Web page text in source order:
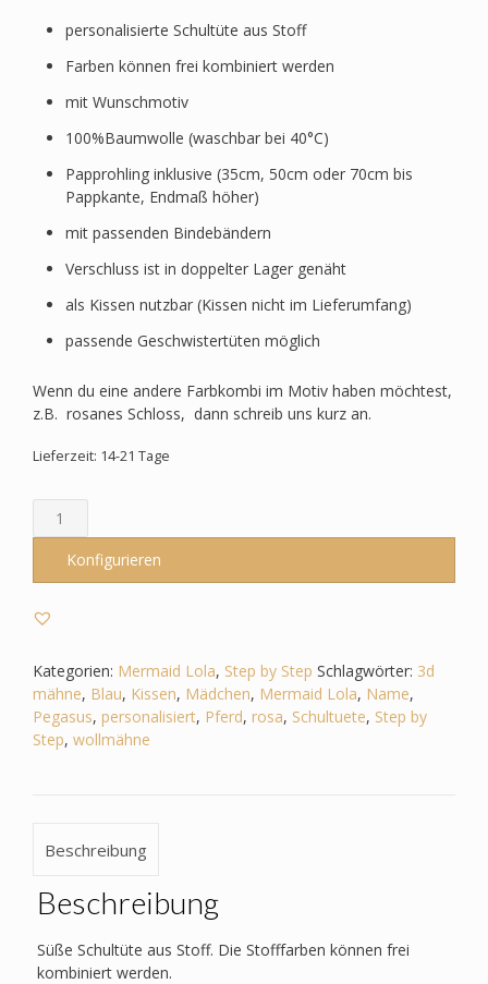
personalisierte Schultüte aus Stoff
Farben können frei kombiniert werden
mit Wunschmotiv
100%Baumwolle (waschbar bei 40°C)
Papprohling inklusive (35cm, 50cm oder 70cm bis
Pappkante, Endmaß höher)
mit passenden Bindebändern
Verschluss ist in doppelter Lager genäht
als Kissen nutzbar (Kissen nicht im Lieferumfang)
passende Geschwistertüten möglich
Wenn du eine andere Farbkombi im Motiv haben möchtest,
z.B. rosanes Schloss, dann schreib uns kurz an.
Lieferzeit: 14-21 Tage
Schultüte
passend
StepbyStep-
Lola
Pferd
3D
Mähne,Wollmähne_Pegasus
Menge
Konfigurieren
Kategorien: Mermaid Lola, Step by Step Schlagwörter: 3d
mähne, Blau, Kissen, Mädchen, Mermaid Lola, Name,
Pegasus, personalisiert, Pferd, rosa, Schultuete, Step by
Step, wollmähne
Beschreibung
Beschreibung
Süße Schultüte aus Stoff. Die Stofffarben können frei
kombiniert werden.